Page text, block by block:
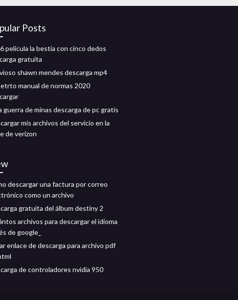
Posts
película la bestia con cinco dedos
gratuita
shawn mendes descarga mp4
manual de normas 2020
guerra de minas descarga de pc gratis
mis archivos del servicio en la
de verizon
descargar una factura por correo
como un archivo
gratuita del álbum destiny 2
archivos para descargar el idioma
de google_
enlace de descarga para archivo pdf
de controladores nvidia 950